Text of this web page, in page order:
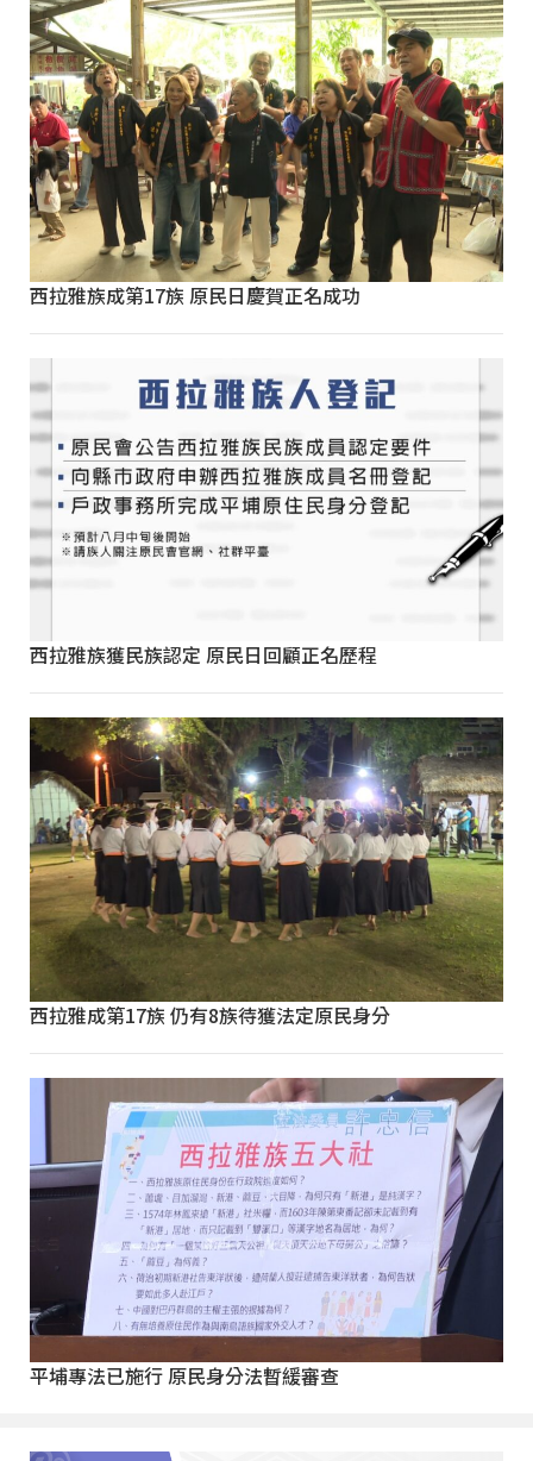
西拉雅族成第17族 原民日慶賀正名成功
西拉雅族獲民族認定 原民日回顧正名歷程
西拉雅成第17族 仍有8族待獲法定原民身分
平埔專法已施行 原民身分法暫緩審查